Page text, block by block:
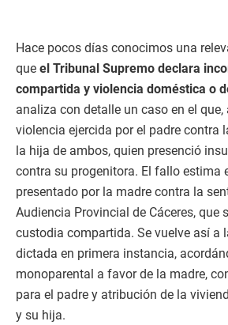
Hace pocos días conocimos una
que el Tribunal Supremo declara
compartida y violencia doméstica o
analiza con detalle un caso en el que,
violencia ejercida por el padre contra
la hija de ambos, quien presenció
contra su progenitora. El fallo estima
presentado por la madre contra la
Audiencia Provincial de Cáceres, que
custodia compartida. Se vuelve así a
dictada en primera instancia,
monoparental a favor de la madre,
para el padre y atribución de la
y su hija.